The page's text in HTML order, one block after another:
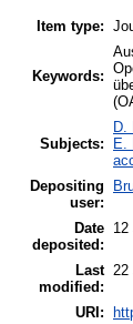
Item type:
Keywords:
Subjects:
D.
E.
Depositing
user:
Date
deposited:
12
Last
modified:
22
URI: